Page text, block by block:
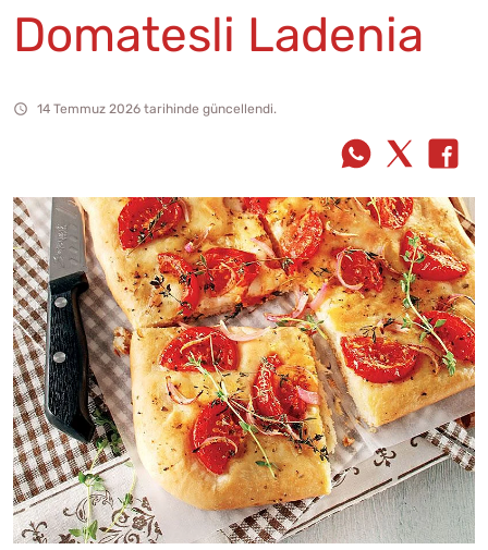
Domatesli Ladenia
14 Temmuz 2026 tarihinde güncellendi.